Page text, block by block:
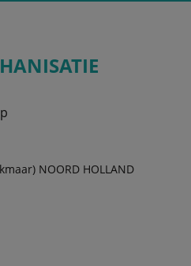
NOORD HOLLAND